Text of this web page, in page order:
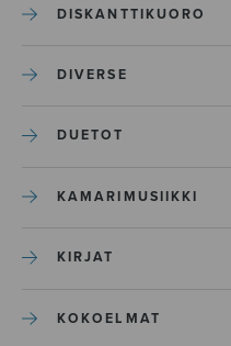
DISKANTTIKUORO
DIVERSE
DUETOT
KAMARIMUSIIKKI
KIRJAT
KOKOELMAT